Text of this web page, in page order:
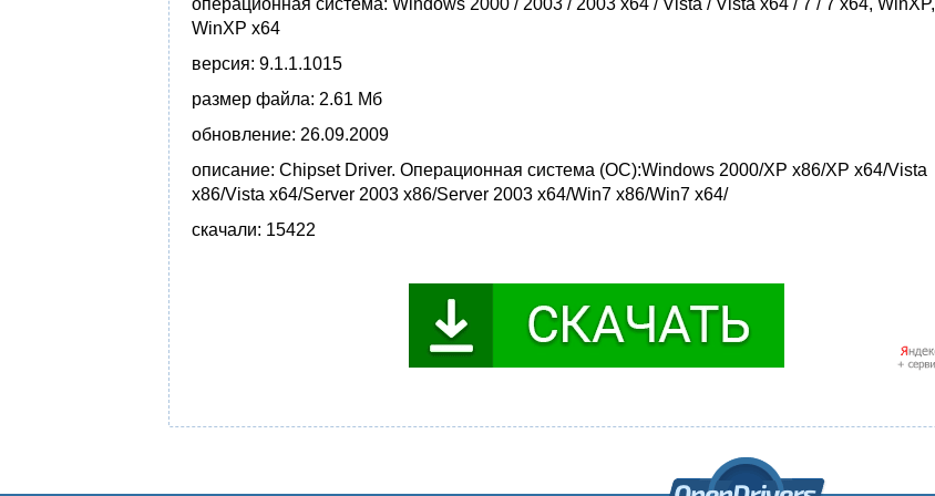
WinXP x64
версия: 9.1.1.1015
размер файла: 2.61 Мб
обновление: 26.09.2009
описание: Chipset Driver. Операционная система (ОС):Windows 2000/XP x86/XP x64/Vista
x86/Vista x64/Server 2003 x86/Server 2003 x64/Win7 x86/Win7 x64/
скачали: 15422